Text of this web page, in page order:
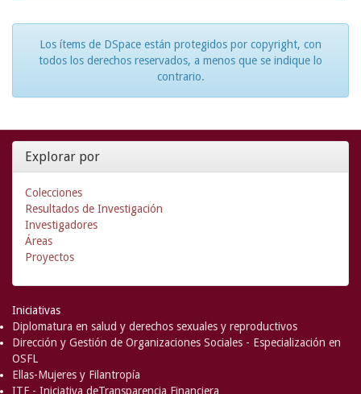
Los ítems de DSpace están protegidos por copyright, con
todos los derechos reservados, a menos que se indique lo
contrario.
Explorar por
Colecciones
Resultados de Investigación
Investigadores
Áreas
Proyectos
Iniciativas
Diplomatura en salud y derechos sexuales y reproductivos
Dirección y Gestión de Organizaciones Sociales - Especialización en
OSFL
Ellas-Mujeres y Filantropía
ITF - Iniciativa deTransparencia Financiera